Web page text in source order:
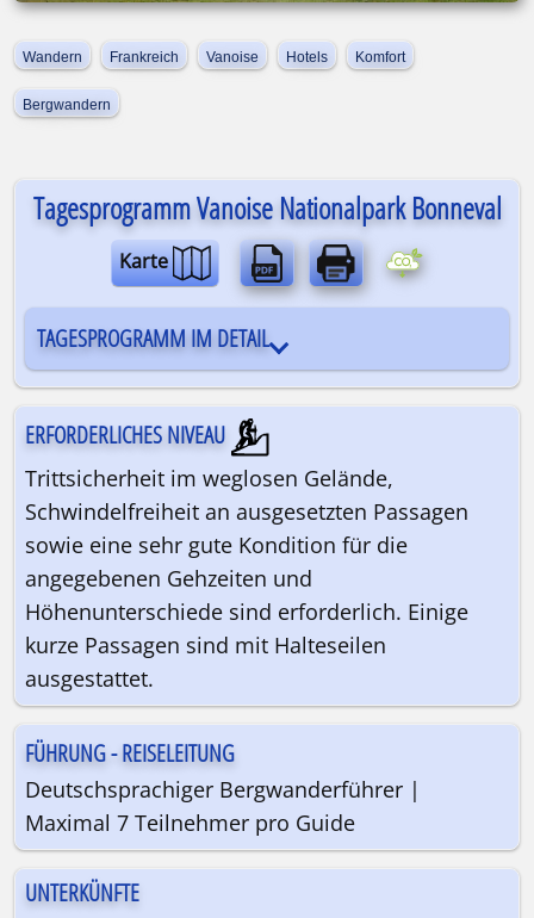
Wanderreise | Ein Standort | 8 Tage
Wandern Frankreich Vanoise Hotels Komfort
Bergwandern
Tagesprogramm Vanoise Nationalpark Bonneval
Karte
TAGESPROGRAMM IM DETAIL
ERFORDERLICHES NIVEAU
Trittsicherheit im weglosen Gelände,
Schwindelfreiheit an ausgesetzten Passagen
sowie eine sehr gute Kondition für die
angegebenen Gehzeiten und
Höhenunterschiede sind erforderlich. Einige
kurze Passagen sind mit Halteseilen
ausgestattet.
FÜHRUNG - REISELEITUNG
Deutschsprachiger Bergwanderführer |
Maximal 7 Teilnehmer pro Guide
UNTERKÜNFTE